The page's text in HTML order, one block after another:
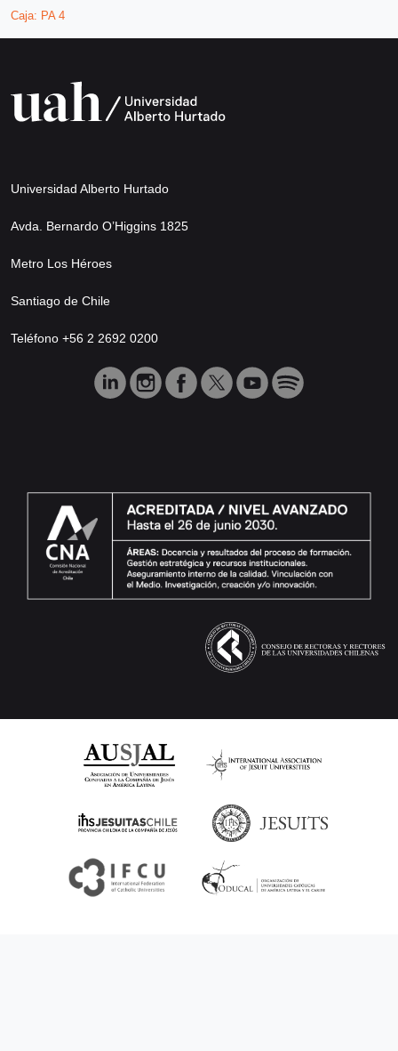
Caja: PA 4
Universidad Alberto Hurtado
Avda. Bernardo O’Higgins 1825
Metro Los Héroes
Santiago de Chile
Teléfono +56 2 2692 0200